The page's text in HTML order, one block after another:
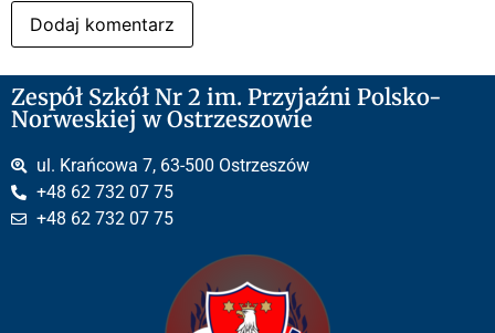
Zespół Szkół Nr 2 im. Przyjaźni Polsko-
Norweskiej w Ostrzeszowie
ul. Krańcowa 7, 63-500 Ostrzeszów
+48 62 732 07 75
+48 62 732 07 75